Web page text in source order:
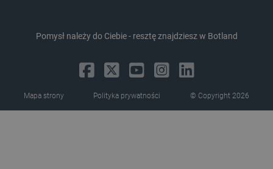
Pomysł należy do Ciebie - resztę znajdziesz w Botland
Mapa strony Polityka prywatności © Copyright 2026
_lb_ccc .botland.com.pl